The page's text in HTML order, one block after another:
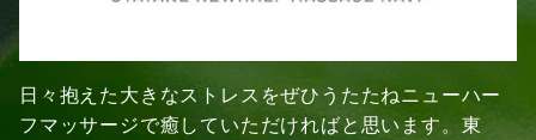
日々抱えた大きなストレスをぜひうたたねニューハー
フマッサージで癒していただければと思います。東